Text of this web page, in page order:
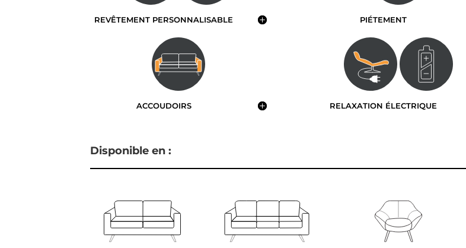
REVÊTEMENT PERSONNALISABLE PIÉTEMENT
ACCOUDOIRS RELAXATION ÉLECTRIQUE
Disponible en :